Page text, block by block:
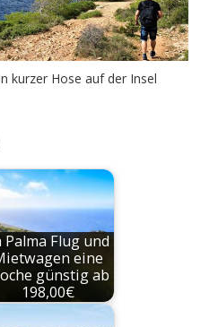
kurzer Hose auf der Insel
Palma Flug und
eine
günstig ab
198,00€